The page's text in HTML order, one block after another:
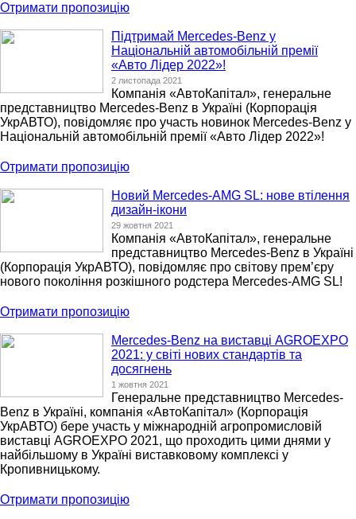
Отримати пропозицію
Підтримай Mercedes-Benz у
Національній автомобільній премії
«Авто Лідер 2022»!
2 листопада 2021
Компанія «АвтоКапітал», генеральне
представництво Mercedes-Benz в Україні (Корпорація
УкрАВТО), повідомляє про участь новинок Mercedes-Benz у
Національній автомобільній премії «Авто Лідер 2022»!
Отримати пропозицію
Новий Mercedes-AMG SL: нове втілення
дизайн-ікони
29 жовтня 2021
Компанія «АвтоКапітал», генеральне
представництво Mercedes-Benz в Україні
(Корпорація УкрАВТО), повідомляє про світову прем’єру
нового покоління розкішного родстера Mercedes-AMG SL!
Отримати пропозицію
Mercedes-Benz на виставці AGROEXPO
2021: у світі нових стандартів та
досягнень
1 жовтня 2021
Генеральне представництво Mercedes-
Benz в Україні, компанія «АвтоКапітал» (Корпорація
УкрАВТО) бере участь у міжнародній агропромисловій
виставці AGROEXPO 2021, що проходить цими днями у
найбільшому в Україні виставковому комплексі у
Кропивницькому.
Отримати пропозицію